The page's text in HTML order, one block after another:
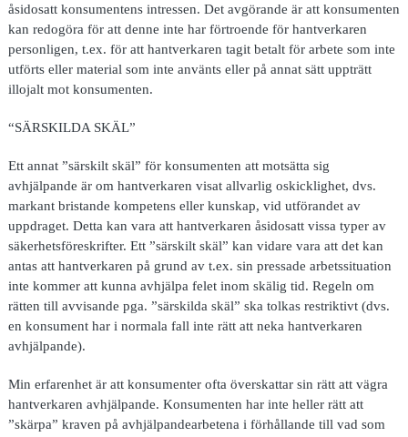
åsidosatt konsumentens intressen. Det avgörande är att konsumenten
kan redogöra för att denne inte har förtroende för hantverkaren
personligen, t.ex. för att hantverkaren tagit betalt för arbete som inte
utförts eller material som inte använts eller på annat sätt uppträtt
illojalt mot konsumenten.
“SÄRSKILDA SKÄL”
Ett annat ”särskilt skäl” för konsumenten att motsätta sig
avhjälpande är om hantverkaren visat allvarlig oskicklighet, dvs.
markant bristande kompetens eller kunskap, vid utförandet av
uppdraget. Detta kan vara att hantverkaren åsidosatt vissa typer av
säkerhetsföreskrifter. Ett ”särskilt skäl” kan vidare vara att det kan
antas att hantverkaren på grund av t.ex. sin pressade arbetssituation
inte kommer att kunna avhjälpa felet inom skälig tid. Regeln om
rätten till avvisande pga. ”särskilda skäl” ska tolkas restriktivt (dvs.
en konsument har i normala fall inte rätt att neka hantverkaren
avhjälpande).
Min erfarenhet är att konsumenter ofta överskattar sin rätt att vägra
hantverkaren avhjälpande. Konsumenten har inte heller rätt att
”skärpa” kraven på avhjälpandearbetena i förhållande till vad som